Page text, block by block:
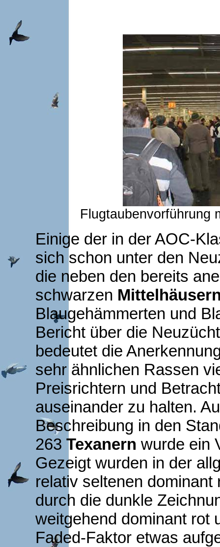
Flugtaubenvorführung
Einige der in der AOC-
sich schon unter den
die neben den bereits
schwarzen
Blaugehämmerten und
Bericht über die
bedeutet die
sehr ähnlichen Rassen
Preisrichtern und
auseinander zu halten.
Beschreibung in den
263 Texanern wurde ein
Gezeigt wurden in der
relativ seltenen
durch die dunkle
weitgehend dominant rot
Faded-Faktor etwas